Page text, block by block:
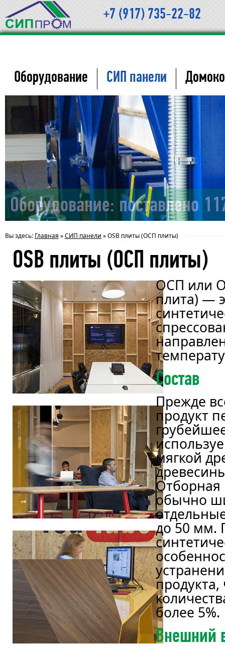
+7 (917) 735-22-82
Оборудование СИП панели
Оборудование: поставлено
Вы здесь: Главная »СИП панели »OSB плиты (ОСП плиты)
OSB плиты (ОСП плиты)
ОСП или
плита) —
Состав
Прежде
продукт
мягкой
Отборная
обычно
до 50 мм.
более 5%.
Внешний